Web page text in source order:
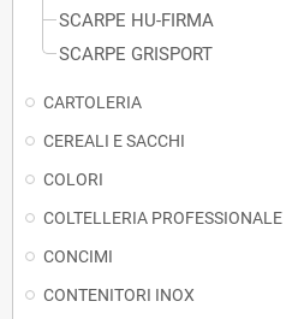
SCARPE HU-FIRMA
SCARPE GRISPORT
CARTOLERIA
CEREALI E SACCHI
COLORI
COLTELLERIA PROFESSIONALE
CONCIMI
CONTENITORI INOX